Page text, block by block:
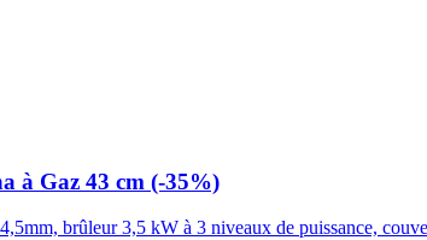
à Gaz 43 cm (-35%)
brûleur 3,5 kW à 3 niveaux de puissance,